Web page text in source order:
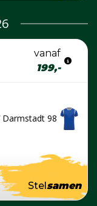
vanaf
199,-
Darmstadt 98
Stelsamen